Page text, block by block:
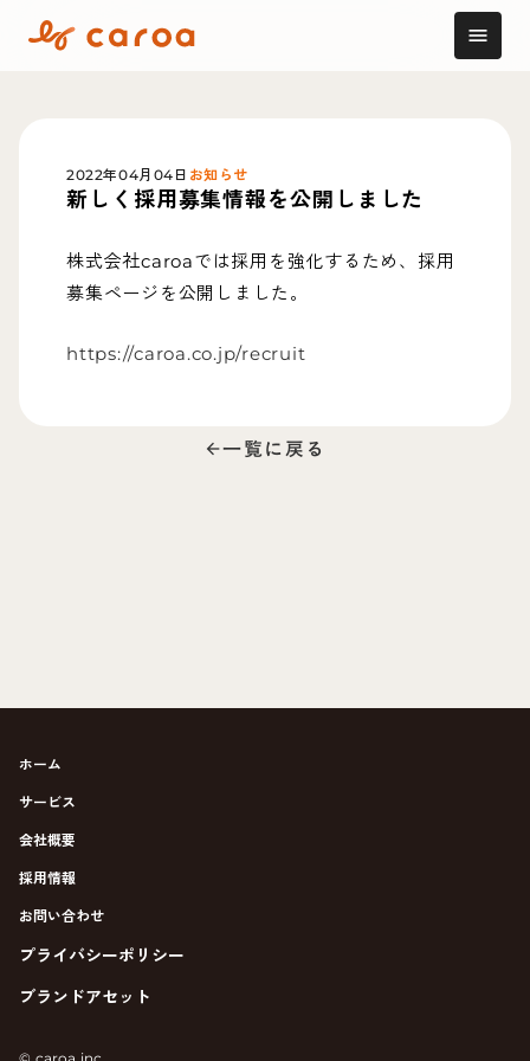
menu
2022年04月04日 お知らせ
新しく採用募集情報を公開しました
株式会社caroaでは採用を強化するため、採用
募集ページを公開しました。
https://caroa.co.jp/recruit
arrow_back一覧に戻る
ホーム
サービス
会社概要
採用情報
お問い合わせ
プライバシーポリシー
ブランドアセット